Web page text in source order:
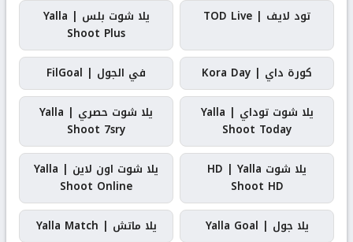
تود لايف | TOD Live
يلا شوت بلس | Yalla
Shoot Plus
كورة داي | Kora Day
في الجول | FilGoal
يلا شوت توداي | Yalla
Shoot Today
يلا شوت حصري | Yalla
Shoot 7sry
يلا شوت HD | Yalla
Shoot HD
يلا شوت اون لاين | Yalla
Shoot Online
يلا جول | Yalla Goal
يلا ماتش | Yalla Match